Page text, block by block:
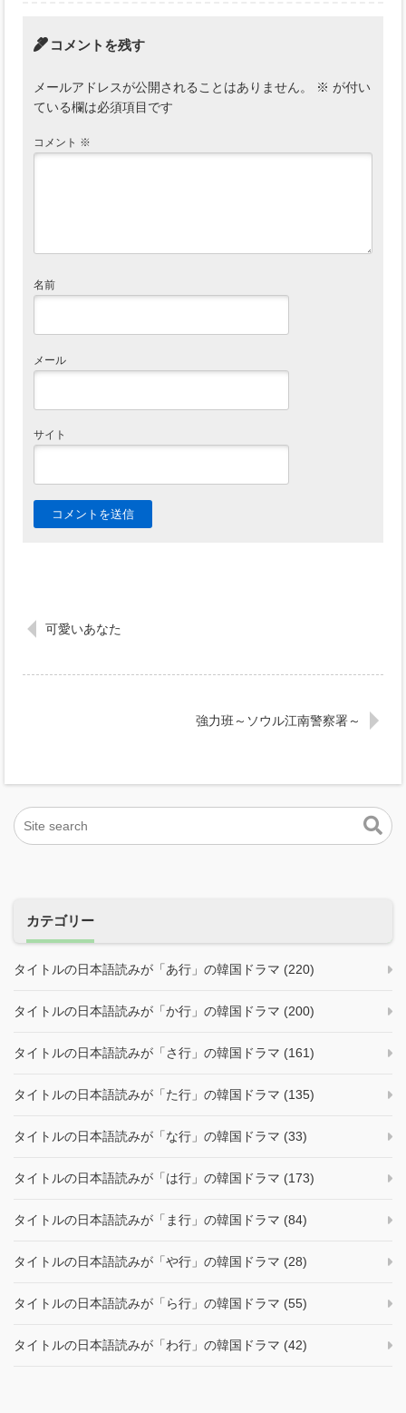
コメントを残す
メールアドレスが公開されることはありません。 ※ が付い
ている欄は必須項目です
コメント ※
名前
メール
サイト
可愛いあなた
強力班～ソウル江南警察署～
カテゴリー
タイトルの日本語読みが「あ行」の韓国ドラマ (220)
タイトルの日本語読みが「か行」の韓国ドラマ (200)
タイトルの日本語読みが「さ行」の韓国ドラマ (161)
タイトルの日本語読みが「た行」の韓国ドラマ (135)
タイトルの日本語読みが「な行」の韓国ドラマ (33)
タイトルの日本語読みが「は行」の韓国ドラマ (173)
タイトルの日本語読みが「ま行」の韓国ドラマ (84)
タイトルの日本語読みが「や行」の韓国ドラマ (28)
タイトルの日本語読みが「ら行」の韓国ドラマ (55)
タイトルの日本語読みが「わ行」の韓国ドラマ (42)